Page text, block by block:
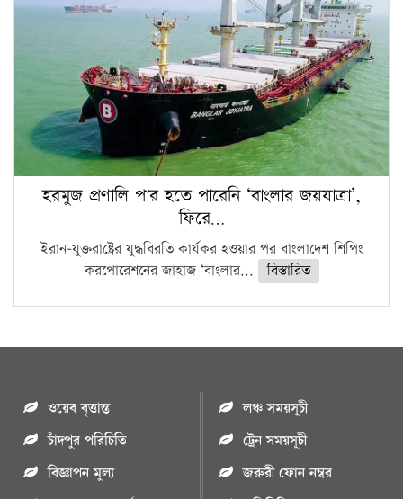
হরমুজ প্রণালি পার হতে পারেনি ‘বাংলার জয়যাত্রা’,
ফিরে…
ইরান-যুক্তরাষ্ট্রের যুদ্ধবিরতি কার্যকর হওয়ার পর বাংলাদেশ শিপিং
করপোরেশনের জাহাজ ‘বাংলার...
বিস্তারিত
ওয়েব বৃত্তান্ত
চাঁদপুর পরিচিতি
বিজ্ঞাপন মুল্য
লঞ্চ সময়সূচী
ট্রেন সময়সূচী
জরুরী ফোন নম্বর